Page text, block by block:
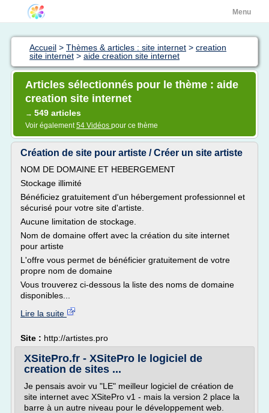
Menu
Accueil > Thèmes & articles : site internet > creation
site internet > aide creation site internet
Articles sélectionnés pour le thème : aide
creation site internet
→ 549 articles
Voir également54 Vidéos pour ce thème
Création de site pour artiste / Créer un site artiste
NOM DE DOMAINE ET HEBERGEMENT
Stockage illimité
Bénéficiez gratuitement d'un hébergement professionnel et
sécurisé pour votre site d'artiste.
Aucune limitation de stockage.
Nom de domaine offert avec la création du site internet
pour artiste
L'offre vous permet de bénéficier gratuitement de votre
propre nom de domaine
Vous trouverez ci-dessous la liste des noms de domaine
disponibles...
Lire la suite
Site : http://artistes.pro
XSitePro.fr - XSitePro le logiciel de
creation de sites ...
Je pensais avoir vu "LE" meilleur logiciel de création de
site internet avec XSitePro v1 - mais la version 2 place la
barre à un autre niveau pour le développement web.